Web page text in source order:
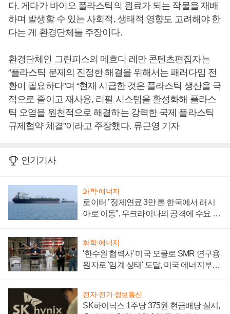
다. 게다가 바이오 플라스틱의 원료가 되는 작물을 재배
하며 발생할 수 있는 사회적, 생태적 영향도 고려해야 한
다는 게 환경단체들 주장이다.
환경단체인 그린피스의 메흐디 레만 콘텐츠편집자는
“플라스틱 문제의 진정한 해결을 위해서는 패러다임 전
환이 필요하다”며 “현재 시급한 것은 플라스틱 생산을 극
적으로 줄이고 재사용, 리필 시스템을 활성화해 플라스
틱 오염을 원천적으로 해결하는 강력한 국제 플라스틱
규제협약 체결”이라고 주장했다. 류근영 기자
인기기사
화학·에너지
로이터 "정제연료 3만 톤 한국에서 러시
아로 이동", 우크라이나의 공격에 수요 늘
화학·에너지
'한수원 협력사' 미국 오클로 SMR 연구용
원자로 '임계 상태' 도달, 미국 에너지부
전자·전기·정보통신
SK하이닉스 1주당 375원 현금배당 실시,